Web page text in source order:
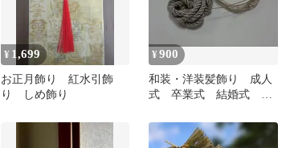
¥ 1,699
お正月飾り 紅水引飾
り しめ飾り
¥900
和装・洋装髪飾り 成人
式 卒業式 結婚式 前
コード紐